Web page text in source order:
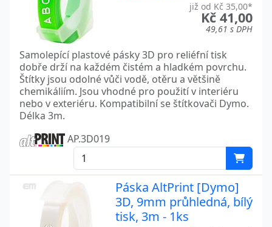
již od Kč 35,00*
Kč 41,00
49,61 s DPH
Samolepící plastové pásky 3D pro reliéfní tisk
dobře drží na každém čistém a hladkém povrchu.
Štítky jsou odolné vůči vodě, otěru a většině
chemikáliím. Jsou vhodné pro použití v interiéru
nebo v exteriéru. Kompatibilní se štítkovači Dymo.
Délka 3m.
AP.3D019
Páska AltPrint [Dymo]
3D, 9mm průhledná, bílý
tisk, 3m - 1ks